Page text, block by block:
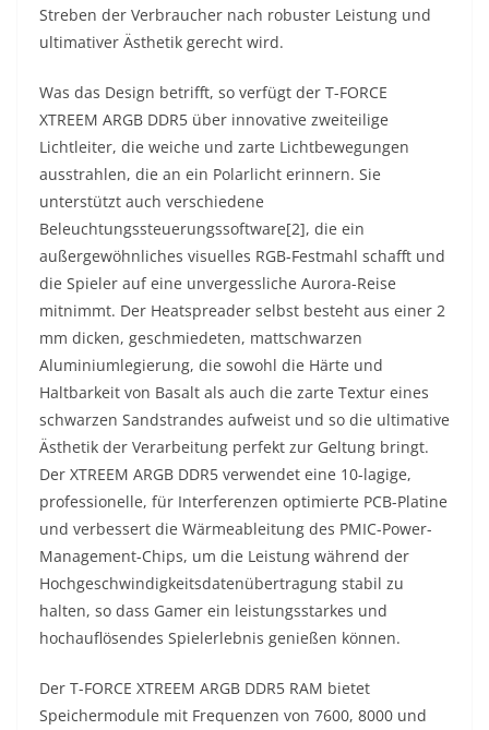
Streben der Verbraucher nach robuster Leistung und
ultimativer Ästhetik gerecht wird.
Was das Design betrifft, so verfügt der T-FORCE
XTREEM ARGB DDR5 über innovative zweiteilige
Lichtleiter, die weiche und zarte Lichtbewegungen
ausstrahlen, die an ein Polarlicht erinnern. Sie
unterstützt auch verschiedene
Beleuchtungssteuerungssoftware[2], die ein
außergewöhnliches visuelles RGB-Festmahl schafft und
die Spieler auf eine unvergessliche Aurora-Reise
mitnimmt. Der Heatspreader selbst besteht aus einer 2
mm dicken, geschmiedeten, mattschwarzen
Aluminiumlegierung, die sowohl die Härte und
Haltbarkeit von Basalt als auch die zarte Textur eines
schwarzen Sandstrandes aufweist und so die ultimative
Ästhetik der Verarbeitung perfekt zur Geltung bringt.
Der XTREEM ARGB DDR5 verwendet eine 10-lagige,
professionelle, für Interferenzen optimierte PCB-Platine
und verbessert die Wärmeableitung des PMIC-Power-
Management-Chips, um die Leistung während der
Hochgeschwindigkeitsdatenübertragung stabil zu
halten, so dass Gamer ein leistungsstarkes und
hochauflösendes Spielerlebnis genießen können.
Der T-FORCE XTREEM ARGB DDR5 RAM bietet
Speichermodule mit Frequenzen von 7600, 8000 und